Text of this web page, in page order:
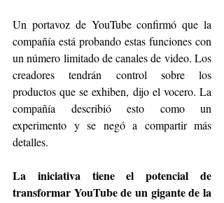
Un portavoz de YouTube confirmó que la
compañía está probando estas funciones con
un número limitado de canales de video. Los
creadores tendrán control sobre los
productos que se exhiben, dijo el vocero. La
compañía describió esto como un
experimento y se negó a compartir más
detalles.
La iniciativa tiene el potencial de
transformar YouTube de un gigante de la